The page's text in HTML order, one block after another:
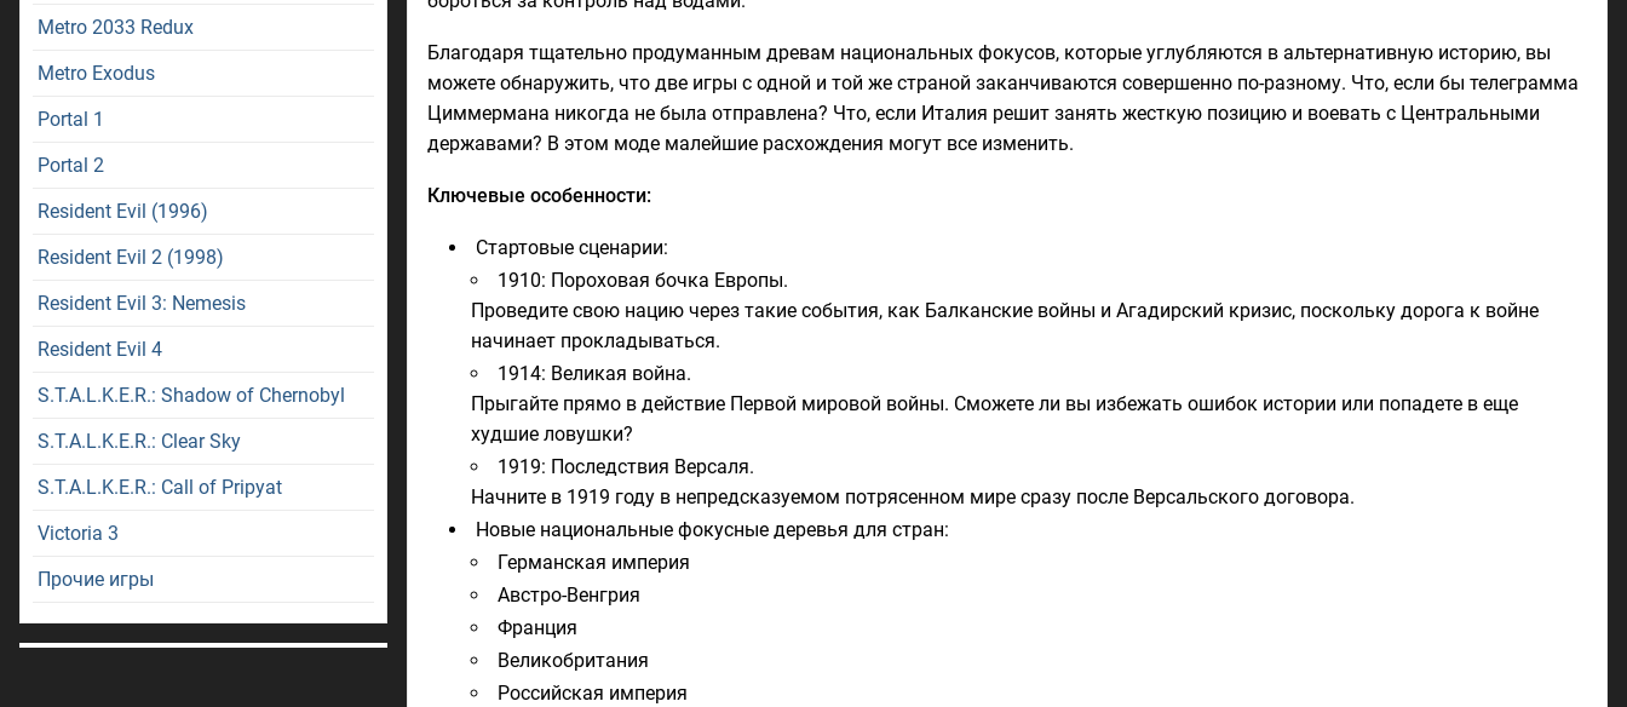
Благодаря тщательно продуманным древам национальных фокусов, которые углубляются в альтернативную историю, вы
можете обнаружить, что две игры с одной и той же страной заканчиваются совершенно по-разному. Что, если бы телеграмма
Циммермана никогда не была отправлена? Что, если Италия решит занять жесткую позицию и воевать с Центральными
державами? В этом моде малейшие расхождения могут все изменить.
Ключевые особенности:
Стартовые сценарии:
1910: Пороховая бочка Европы.
Проведите свою нацию через такие события, как Балканские войны и Агадирский кризис, поскольку дорога к войне
начинает прокладываться.
1914: Великая война.
Прыгайте прямо в действие Первой мировой войны. Сможете ли вы избежать ошибок истории или попадете в еще
худшие ловушки?
1919: Последствия Версаля.
Начните в 1919 году в непредсказуемом потрясенном мире сразу после Версальского договора.
Новые национальные фокусные деревья для стран:
Германская империя
Австро-Венгрия
Франция
Великобритания
Российская империя
Metro 2033 Redux
Metro Exodus
Portal 1
Portal 2
Resident Evil (1996)
Resident Evil 2 (1998)
Resident Evil 3: Nemesis
Resident Evil 4
S.T.A.L.K.E.R.: Shadow of Chernobyl
S.T.A.L.K.E.R.: Clear Sky
S.T.A.L.K.E.R.: Call of Pripyat
Victoria 3
Прочие игры